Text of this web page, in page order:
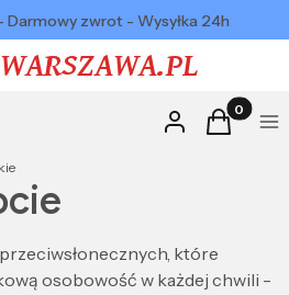
zwrot - Wysyłka 24h
Zaloguj sięProdukty
Koszyk
które
osobowość w każdej chwili -